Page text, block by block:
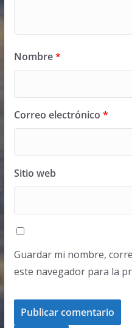
Nombre*
Correo electrónico *
Sitio web
Guardar mi nombre,
este navegador para la